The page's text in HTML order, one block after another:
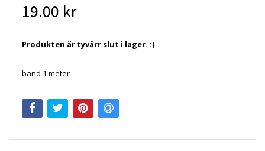
19.00 kr
Produkten är tyvärr slut i lager. :(
band 1 meter